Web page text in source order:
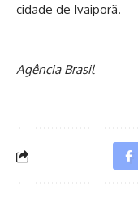
cidade de Ivaiporã.
Agência Brasil